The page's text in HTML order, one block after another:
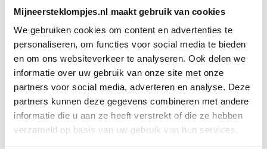
Mijneersteklompjes.nl maakt gebruik van cookies
We gebruiken cookies om content en advertenties te
personaliseren, om functies voor social media te bieden
en om ons websiteverkeer te analyseren. Ook delen we
informatie over uw gebruik van onze site met onze
partners voor social media, adverteren en analyse. Deze
partners kunnen deze gegevens combineren met andere
informatie die u aan ze heeft verstrekt of die ze hebben
verzameld op basis van uw gebruik van hun services.
De basis kleur van het klompje is licht roze met op één
klompje de naam, geboorte datum, tijd en gewicht van het
kindje.
Het andere klompje heeft de lengte van het kindje op de
hak staan er staat ook nog een grote beer op het klompje